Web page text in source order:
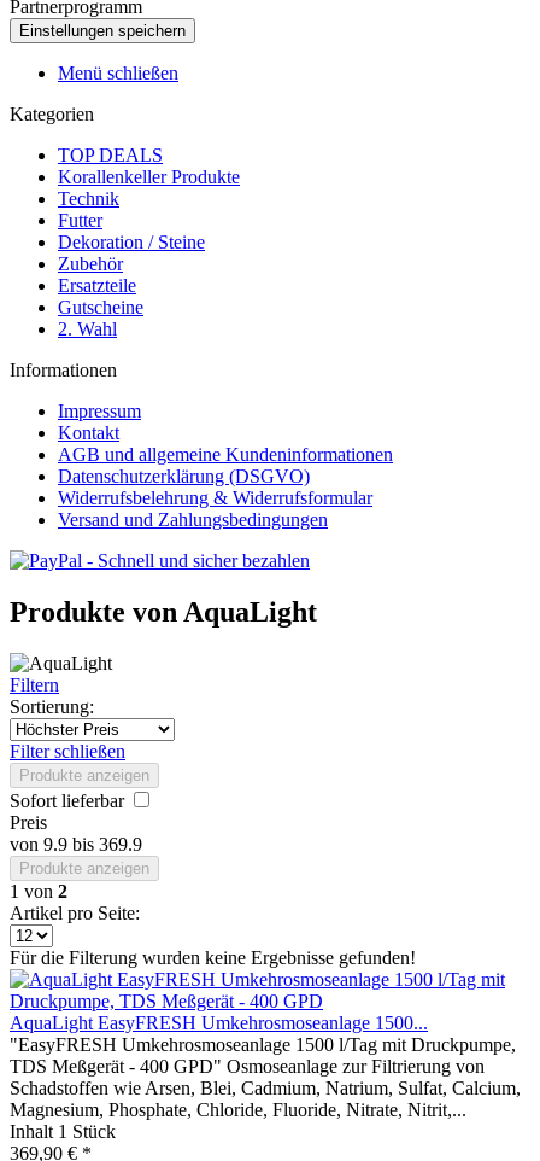
Partnerprogramm
Menü schließen
Kategorien
TOP DEALS
Korallenkeller Produkte
Technik
Futter
Dekoration / Steine
Zubehör
Ersatzteile
Gutscheine
2. Wahl
Informationen
Impressum
Kontakt
AGB und allgemeine Kundeninformationen
Datenschutzerklärung (DSGVO)
Widerrufsbelehrung & Widerrufsformular
Versand und Zahlungsbedingungen
Produkte von AquaLight
Filtern
Sortierung:
Filter schließen
Produkte anzeigen
Sofort lieferbar
Preis
von 9.9 bis 369.9
Produkte anzeigen
1 von 2
Artikel pro Seite:
Für die Filterung wurden keine Ergebnisse gefunden!
AquaLight EasyFRESH Umkehrosmoseanlage 1500...
"EasyFRESH Umkehrosmoseanlage 1500 l/Tag mit Druckpumpe,
TDS Meßgerät - 400 GPD" Osmoseanlage zur Filtrierung von
Schadstoffen wie Arsen, Blei, Cadmium, Natrium, Sulfat, Calcium,
Magnesium, Phosphate, Chloride, Fluoride, Nitrate, Nitrit,...
Inhalt 1 Stück
369,90 € *